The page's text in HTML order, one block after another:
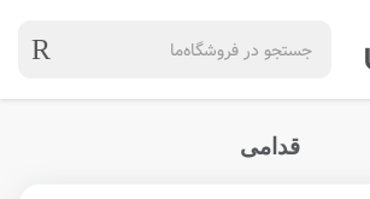
قدامی